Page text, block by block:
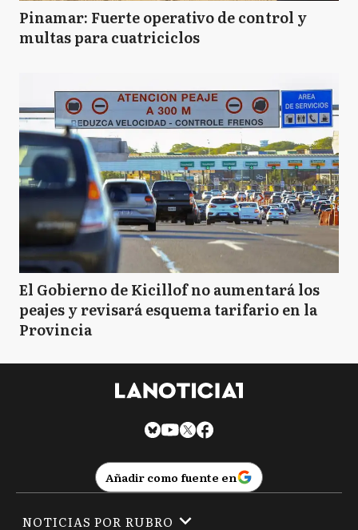
Pinamar: Fuerte operativo de control y
multas para cuatriciclos
El Gobierno de Kicillof no aumentará los
peajes y revisará esquema tarifario en la
Provincia
Añadir como fuente en
NOTICIAS POR RUBRO